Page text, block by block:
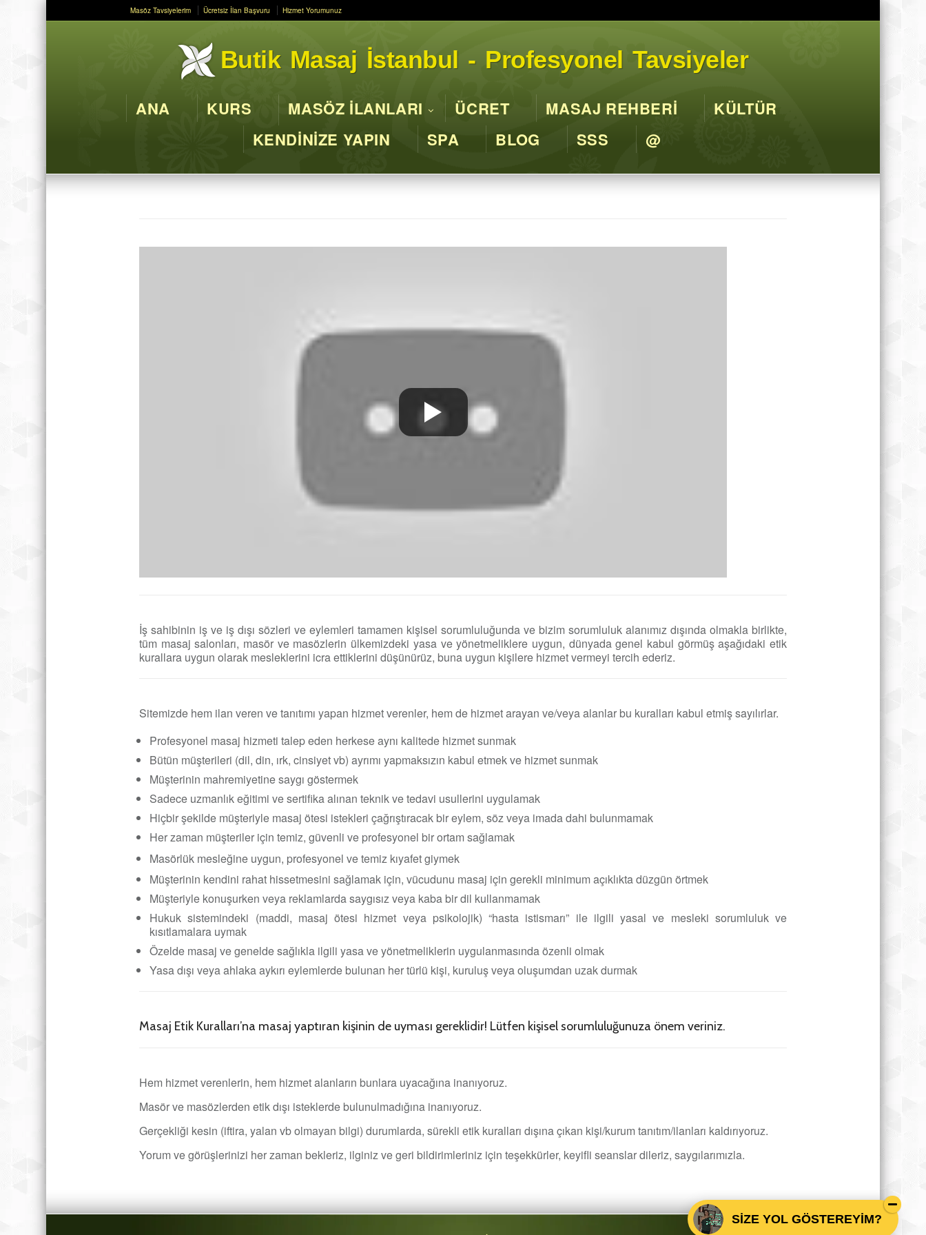
Masöz Tavsiyelerim Ücretsiz İlan Başvuru Hizmet Yorumunuz
Butik Masaj İstanbul - Profesyonel Tavsiyeler
ANA KURS MASÖZ İLANLARI ÜCRET MASAJ REHBERİ
KÜLTÜR
KENDİNİZE YAPIN
SPA BLOG SSS @
İş sahibinin iş ve iş dışı sözleri ve eylemleri tamamen kişisel sorumluluğunda ve bizim sorumluluk alanımız dışında olmakla birlikte,
tüm masaj salonları, masör ve masözlerin ülkemizdeki yasa ve yönetmeliklere uygun, dünyada genel kabul görmüş aşağıdaki etik
kurallara uygun olarak mesleklerini icra ettiklerini düşünürüz, buna uygun kişilere hizmet vermeyi tercih ederiz.
Sitemizde hem ilan veren ve tanıtımı yapan hizmet verenler, hem de hizmet arayan ve/veya alanlar bu kuralları kabul etmiş sayılırlar.
Profesyonel masaj hizmeti talep eden herkese aynı kalitede hizmet sunmak
Bütün müşterileri (dil, din, ırk, cinsiyet vb) ayrımı yapmaksızın kabul etmek ve hizmet sunmak
Müşterinin mahremiyetine saygı göstermek
Sadece uzmanlık eğitimi ve sertifika alınan teknik ve tedavi usullerini uygulamak
Hiçbir şekilde müşteriyle masaj ötesi istekleri çağrıştıracak bir eylem, söz veya imada dahi bulunmamak
Her zaman müşteriler için temiz, güvenli ve profesyonel bir ortam sağlamak
Masörlük mesleğine uygun, profesyonel ve temiz kıyafet giymek
Müşterinin kendini rahat hissetmesini sağlamak için, vücudunu masaj için gerekli minimum açıklıkta düzgün örtmek
Müşteriyle konuşurken veya reklamlarda saygısız veya kaba bir dil kullanmamak
Hukuk sistemindeki (maddi, masaj ötesi hizmet veya psikolojik) “hasta istismarı” ile ilgili yasal ve mesleki sorumluluk ve
kısıtlamalara uymak
Özelde masaj ve genelde sağlıkla ilgili yasa ve yönetmeliklerin uygulanmasında özenli olmak
Yasa dışı veya ahlaka aykırı eylemlerde bulunan her türlü kişi, kuruluş veya oluşumdan uzak durmak
Masaj Etik Kuralları’na masaj yaptıran kişinin de uyması gereklidir! Lütfen kişisel sorumluluğunuza önem veriniz.
Hem hizmet verenlerin, hem hizmet alanların bunlara uyacağına inanıyoruz.
Masör ve masözlerden etik dışı isteklerde bulunulmadığına inanıyoruz.
Gerçekliği kesin (iftira, yalan vb olmayan bilgi) durumlarda, sürekli etik kuralları dışına çıkan kişi/kurum tanıtım/ilanları kaldırıyoruz.
Yorum ve görüşlerinizi her zaman bekleriz, ilginiz ve geri bildirimleriniz için teşekkürler, keyifli seanslar dileriz, saygılarımızla.
SİZE YOL GÖSTEREYİM?